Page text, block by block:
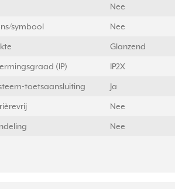
Nee
symbool Nee
Glanzend
(IP) IP2X
toetsaansluiting Ja
Nee
Nee